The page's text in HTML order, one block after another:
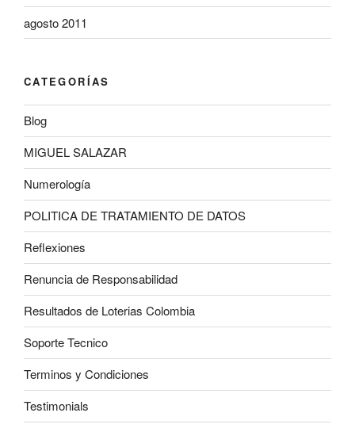
agosto 2011
CATEGORÍAS
Blog
MIGUEL SALAZAR
Numerología
POLITICA DE TRATAMIENTO DE DATOS
Reflexiones
Renuncia de Responsabilidad
Resultados de Loterias Colombia
Soporte Tecnico
Terminos y Condiciones
Testimonials